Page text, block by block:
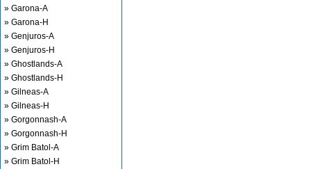
» Garona-A
» Garona-H
» Genjuros-A
» Genjuros-H
» Ghostlands-A
» Ghostlands-H
» Gilneas-A
» Gilneas-H
» Gorgonnash-A
» Gorgonnash-H
» Grim Batol-A
» Grim Batol-H